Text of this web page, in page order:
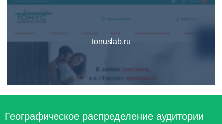
tonuslab.ru
Географическое распределение аудитории